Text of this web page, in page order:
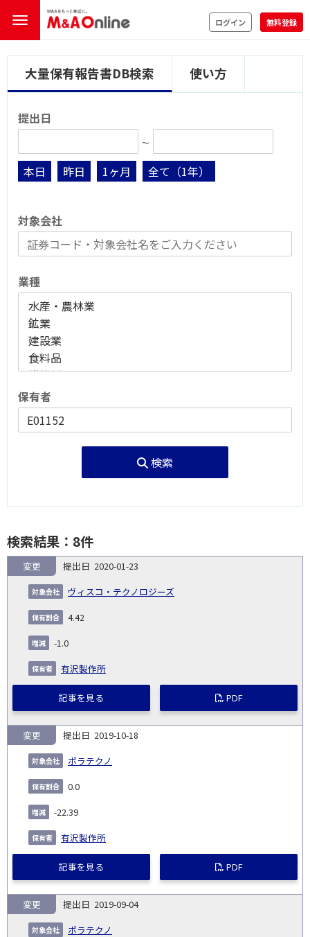
ログイン 無料登録
大量保有報告書DB検索 使い方
提出日
∼
本日
昨日 1ヶ月 全て（1年）
対象会社
業種
保有者
検索
検索結果：8件
NO.
告
義
務
発
生
日
提
日
証券
対
2020-01-23
ヴィスコ・テクノロジーズ
変更
4.42
-1.0
有沢製作所
記事を見る PDF
2019-10-18
ポラテクノ
変更
0.0
-22.39
有沢製作所
記事を見る PDF
2019-09-04
ポラテクノ
変更